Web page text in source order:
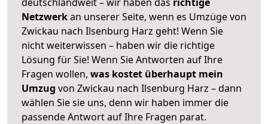
Netzwerkan unserer Seite, wenn es Umzüge von
Zwickau nach Ilsenburg Harz geht! Wenn Sie
nicht weiterwissen – haben wir die richtige
Lösung für Sie! Wenn Sie Antworten auf Ihre
Fragen wollen, was kostet überhaupt mein
Umzug von Zwickau nach Ilsenburg Harz – dann
wählen Sie sie uns, denn wir haben immer die
passende Antwort auf Ihre Fragen parat.